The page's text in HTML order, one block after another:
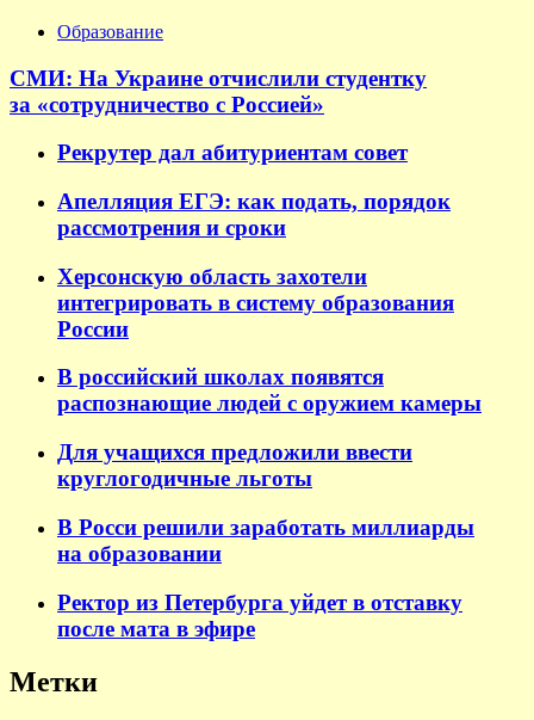
Образование
СМИ: На Украине отчислили студентку
за «сотрудничество с Россией»
Рекрутер дал абитуриентам совет
Апелляция ЕГЭ: как подать, порядок
рассмотрения и сроки
Херсонскую область захотели
интегрировать в систему образования
России
В российский школах появятся
распознающие людей с оружием камеры
Для учащихся предложили ввести
круглогодичные льготы
В Росси решили заработать миллиарды
на образовании
Ректор из Петербурга уйдет в отставку
после мата в эфире
Метки